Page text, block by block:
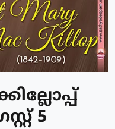
5